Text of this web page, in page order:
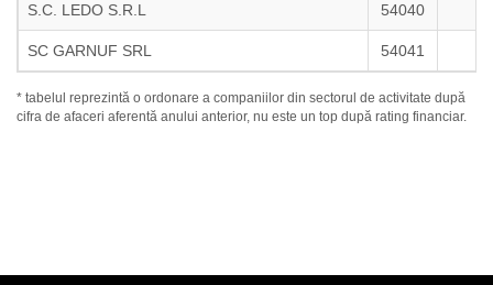
S.C. LEDO S.R.L 54040
SC GARNUF SRL 54041
* tabelul reprezintă o ordonare a companiilor din sectorul de activitate după
cifra de afaceri aferentă anului anterior, nu este un top după rating financiar.